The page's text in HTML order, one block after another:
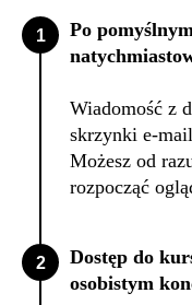
Po
Wiadomość z
skrzynki e-
Możesz od
rozpocząć
Dostęp do
osobistym